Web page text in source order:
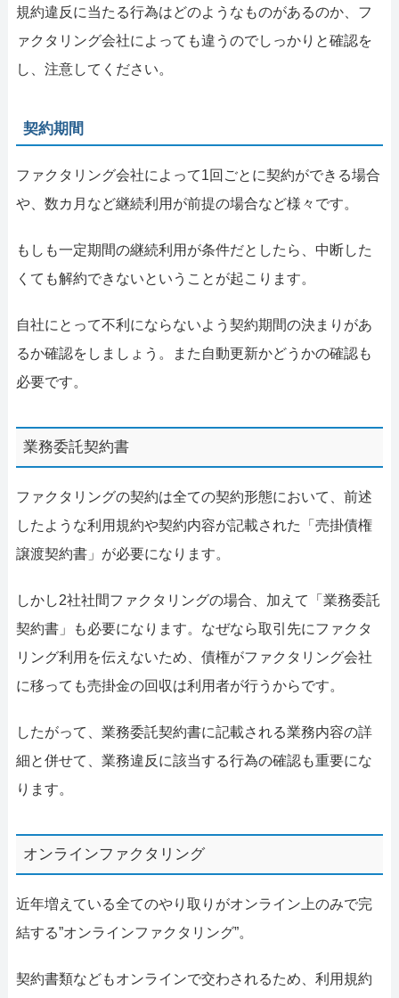
規約違反に当たる行為はどのようなものがあるのか、フ
ァクタリング会社によっても違うのでしっかりと確認を
し、注意してください。
契約期間
ファクタリング会社によって1回ごとに契約ができる場合
や、数カ月など継続利用が前提の場合など様々です。
もしも一定期間の継続利用が条件だとしたら、中断した
くても解約できないということが起こります。
自社にとって不利にならないよう契約期間の決まりがあ
るか確認をしましょう。また自動更新かどうかの確認も
必要です。
業務委託契約書
ファクタリングの契約は全ての契約形態において、前述
したような利用規約や契約内容が記載された「売掛債権
譲渡契約書」が必要になります。
しかし2社社間ファクタリングの場合、加えて「業務委託
契約書」も必要になります。なぜなら取引先にファクタ
リング利用を伝えないため、債権がファクタリング会社
に移っても売掛金の回収は利用者が行うからです。
したがって、業務委託契約書に記載される業務内容の詳
細と併せて、業務違反に該当する行為の確認も重要にな
ります。
オンラインファクタリング
近年増えている全てのやり取りがオンライン上のみで完
結する”オンラインファクタリング”。
契約書類などもオンラインで交わされるため、利用規約